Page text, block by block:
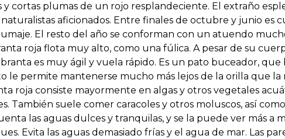
y cortas plumas de un rojo resplandeciente. El extraño
aficionados. Entre finales de octubre y junio es
El resto del año se conforman con un atuendo
roja flota muy alto, como una fúlica. A pesar de su
es muy ágil y vuela rápido. Es un pato buceador,
le permite mantenerse mucho más lejos de la orilla que la
roja consiste mayormente en algas y otros vegetales
También suele comer caracoles y otros moluscos, así
las aguas dulces y tranquilas, y se la puede ver más a
Evita las aguas demasiado frías y el agua de mar. Las